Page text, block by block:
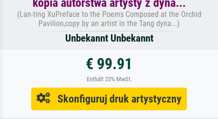
kopia autorstwa artysty z dyna...
(Lan-ting XuPreface to the Poems Composed at the Orchid
Pavilion,copy by an artist in the Tang dyna...)
Unbekannt Unbekannt
€ 99.91
Enthält 23% MwSt.
Skonfiguruj druk artystyczny